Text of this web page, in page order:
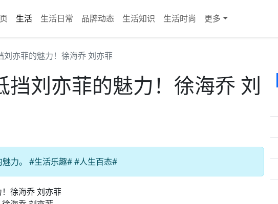
生活 生活日常 品牌动态 生活知识 生活时尚 更多
刘亦菲的魅力！徐海乔 刘亦菲
挡刘亦菲的魅力！徐海乔 刘
力。 #生活乐趣# #人生百态#